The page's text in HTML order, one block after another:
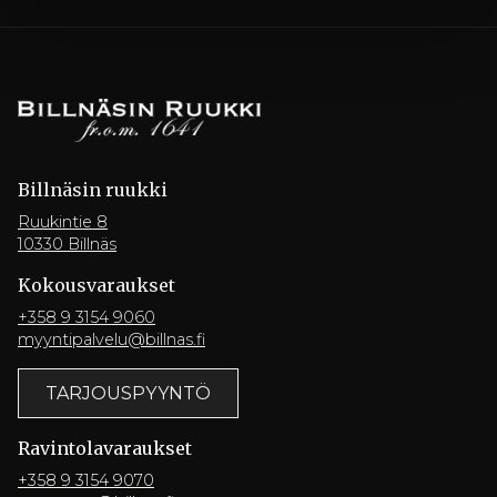
Billnäsin ruukki
Ruukintie 8
10330 Billnäs
Kokousvaraukset
+358 9 3154 9060
myyntipalvelu@billnas.fi
TARJOUSPYYNTÖ
Ravintola­varaukset
+358 9 3154 9070